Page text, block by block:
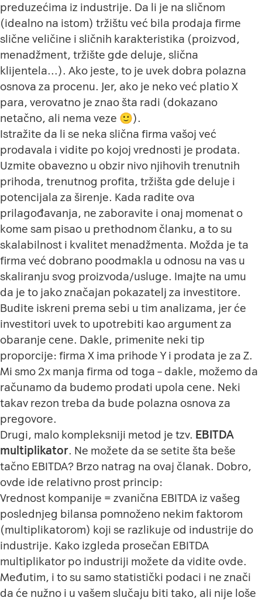
preduzećima iz industrije. Da li je na sličnom
(idealno na istom) tržištu već bila prodaja firme
slične veličine i sličnih karakteristika (proizvod,
menadžment, tržište gde deluje, slična
klijentela…). Ako jeste, to je uvek dobra polazna
osnova za procenu. Jer, ako je neko već platio X
para, verovatno je znao šta radi (dokazano
netačno, ali nema veze 🙂).
Istražite da li se neka slična firma vašoj već
prodavala i vidite po kojoj vrednosti je prodata.
Uzmite obavezno u obzir nivo njihovih trenutnih
prihoda, trenutnog profita, tržišta gde deluje i
potencijala za širenje. Kada radite ova
prilagođavanja, ne zaboravite i onaj momenat o
kome sam pisao u prethodnom članku, a to su
skalabilnost i kvalitet menadžmenta. Možda je ta
firma već dobrano poodmakla u odnosu na vas u
skaliranju svog proizvoda/usluge. Imajte na umu
da je to jako značajan pokazatelj za investitore.
Budite iskreni prema sebi u tim analizama, jer će
investitori uvek to upotrebiti kao argument za
obaranje cene. Dakle, primenite neki tip
proporcije: firma X ima prihode Y i prodata je za Z.
Mi smo 2x manja firma od toga – dakle, možemo da
računamo da budemo prodati upola cene. Neki
takav rezon treba da bude polazna osnova za
pregovore.
Drugi, malo kompleksniji metod je tzv. EBITDA
multiplikator. Ne možete da se setite šta beše
tačno EBITDA? Brzo natrag na ovaj članak. Dobro,
ovde ide relativno prost princip:
Vrednost kompanije = zvanična EBITDA iz vašeg
poslednjeg bilansa pomnoženo nekim faktorom
(multiplikatorom) koji se razlikuje od industrije do
industrije. Kako izgleda prosečan EBITDA
multiplikator po industriji možete da vidite ovde.
Međutim, i to su samo statistički podaci i ne znači
da će nužno i u vašem slučaju biti tako, ali nije loše